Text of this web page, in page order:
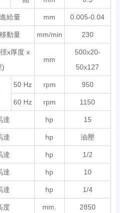
給量 mm 0.005-0.04
動量 mm/min 230
x厚度 x
)
mm
500x20-
50x127
50 Hz rpm 950
60 Hz rpm 1150
達 hp 15
達 hp 油壓
達 hp 1/2
達 hp 10
達 hp 1/4
度 mm. 2850